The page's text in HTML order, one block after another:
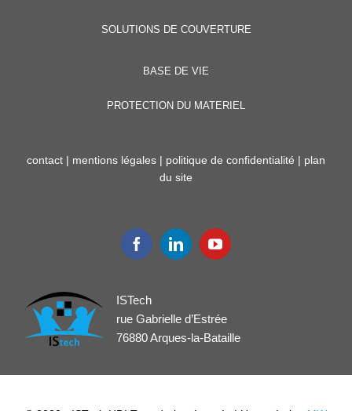
SOLUTIONS DE COUVERTURE
BASE DE VIE
PROTECTION DU MATERIEL
contact | mentions légales | politique de confidentialité | plan
du site
ISTech
rue Gabrielle d’Estrée
76880 Arques-la-Bataille